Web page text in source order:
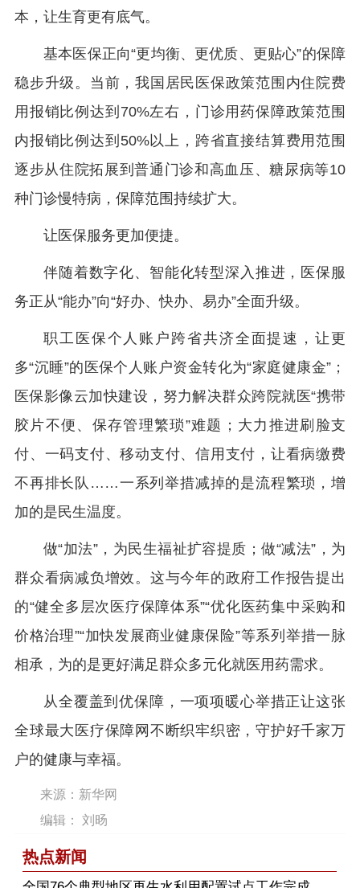
本，让生育更有底气。
基本医保正向“更均衡、更优质、更贴心”的保障
稳步升级。当前，我国居民医保政策范围内住院费
用报销比例达到70%左右，门诊用药保障政策范围
内报销比例达到50%以上，跨省直接结算费用范围
逐步从住院拓展到普通门诊和高血压、糖尿病等10
种门诊慢特病，保障范围持续扩大。
让医保服务更加便捷。
伴随着数字化、智能化转型深入推进，医保服
务正从“能办”向“好办、快办、易办”全面升级。
职工医保个人账户跨省共济全面提速，让更
多“沉睡”的医保个人账户资金转化为“家庭健康金”；
医保影像云加快建设，努力解决群众跨院就医“携带
胶片不便、保存管理繁琐”难题；大力推进刷脸支
付、一码支付、移动支付、信用支付，让看病缴费
不再排长队……一系列举措减掉的是流程繁琐，增
加的是民生温度。
做“加法”，为民生福祉扩容提质；做“减法”，为
群众看病减负增效。这与今年的政府工作报告提出
的“健全多层次医疗保障体系”“优化医药集中采购和
价格治理”“加快发展商业健康保险”等系列举措一脉
相承，为的是更好满足群众多元化就医用药需求。
从全覆盖到优保障，一项项暖心举措正让这张
全球最大医疗保障网不断织牢织密，守护好千家万
户的健康与幸福。
来源：新华网
编辑： 刘旸
热点新闻